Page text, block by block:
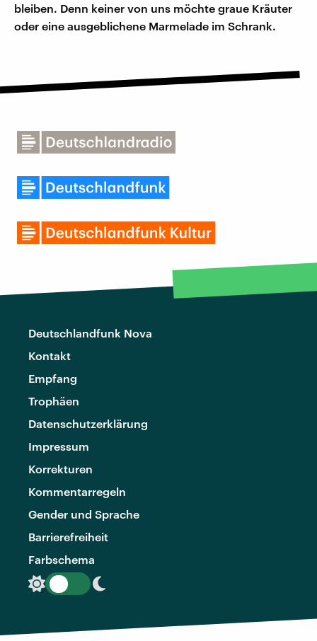
bleiben. Denn keiner von uns möchte graue Kräuter
oder eine ausgeblichene Marmelade im Schrank.
Deutschlandfunk Nova
Kontakt
Empfang
Trophäen
Datenschutzerklärung
Impressum
Korrekturen
Kommentarregeln
Gender und Sprache
Barrierefreiheit
Farbschema